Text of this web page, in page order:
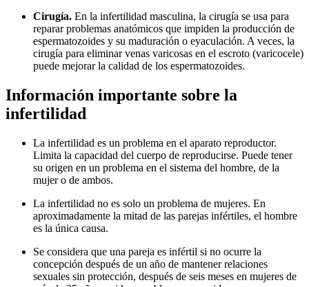
Cirugía. En la infertilidad masculina, la cirugía se usa para
reparar problemas anatómicos que impiden la producción de
espermatozoides y su maduración o eyaculación. A veces, la
cirugía para eliminar venas varicosas en el escroto (varicocele)
puede mejorar la calidad de los espermatozoides.
Información importante sobre la
infertilidad
La infertilidad es un problema en el aparato reproductor.
Limita la capacidad del cuerpo de reproducirse. Puede tener
su origen en un problema en el sistema del hombre, de la
mujer o de ambos.
La infertilidad no es solo un problema de mujeres. En
aproximadamente la mitad de las parejas infértiles, el hombre
es la única causa.
Se considera que una pareja es infértil si no ocurre la
concepción después de un año de mantener relaciones
sexuales sin protección, después de seis meses en mujeres de